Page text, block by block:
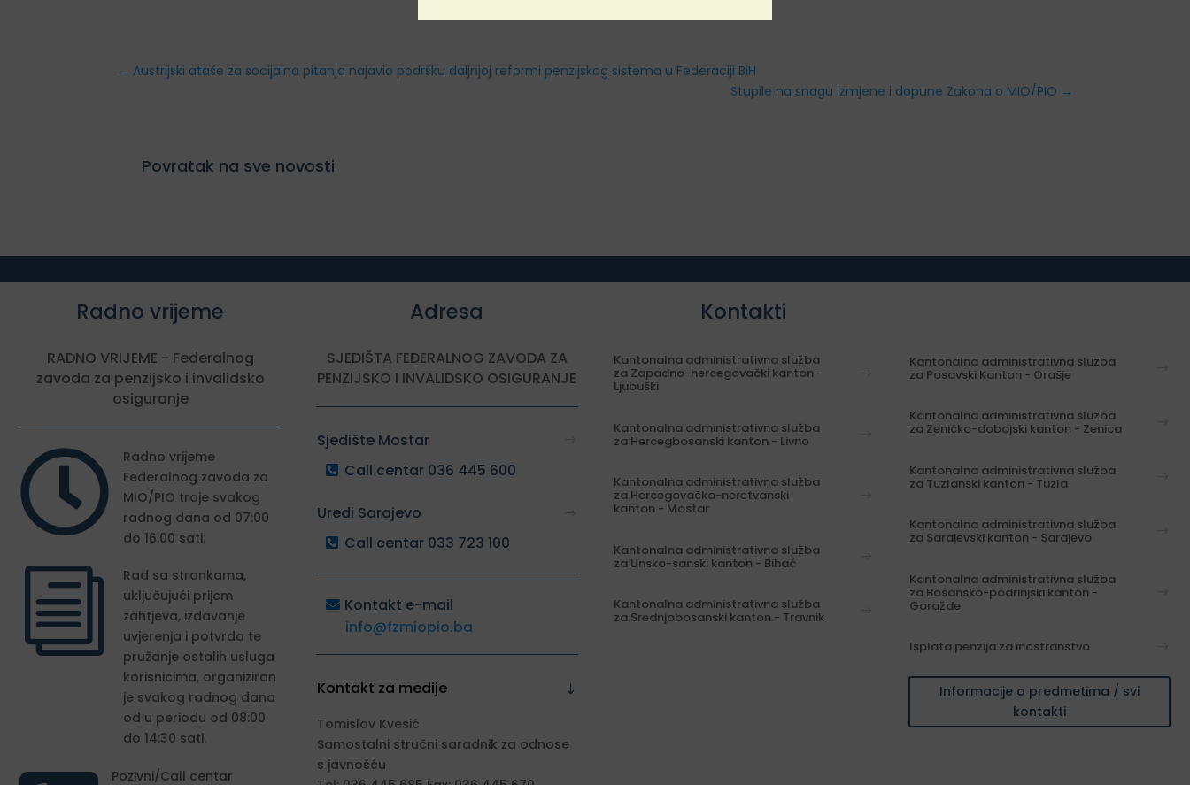
← Austrijski ataše za socijalna pitanja najavio podršku daljnjoj reformi penzijskog sistema u Federaciji BiH
Stupile na snagu izmjene i dopune Zakona o MIO/PIO →
Povratak na sve novosti
Radno vrijeme
RADNO VRIJEME - Federalnog
zavoda za penzijsko i invalidsko
osiguranje

Radno vrijeme
Federalnog zavoda za
MIO/PIO traje svakog
radnog dana od 07:00
do 16:00 sati.
i
Rad sa strankama,
uključujući prijem
zahtjeva, izdavanje
uvjerenja i potvrda te
pružanje ostalih usluga
korisnicima, organiziran
je svakog radnog dana
od u periodu od 08:00
do 14:30 sati.
Pozivni/Call centar
Adresa
SJEDIŠTA FEDERALNOG ZAVODA ZA
PENZIJSKO I INVALIDSKO OSIGURANJE
Sjedište Mostar
Call centar 036 445 600
Uredi Sarajevo
Call centar 033 723 100
Kontakt e-mail
info@fzmiopio.ba
Kontakt za medije
Tomislav Kvesić
Samostalni stručni saradnik za odnose
s javnošću
Kontakti
Kantonalna administrativna služba
za Zapadno-hercegovački kanton -
Ljubuški
Kantonalna administrativna služba
za Hercegbosanski kanton - Livno
Kantonalna administrativna služba
za Hercegovačko-neretvanski
kanton - Mostar
Kantonalna administrativna služba
za Unsko-sanski kanton - Bihać
Kantonalna administrativna služba
za Srednjobosanski kanton - Travnik
Kantonalna administrativna služba
za Posavski Kanton - Orašje
Kantonalna administrativna služba
za Zeničko-dobojski kanton - Zenica
Kantonalna administrativna služba
za Tuzlanski kanton - Tuzla
Kantonalna administrativna služba
za Sarajevski kanton - Sarajevo
Kantonalna administrativna služba
za Bosansko-podrinjski kanton -
Goražde
Isplata penzija za inostranstvo
Informacije o predmetima / svi
kontakti